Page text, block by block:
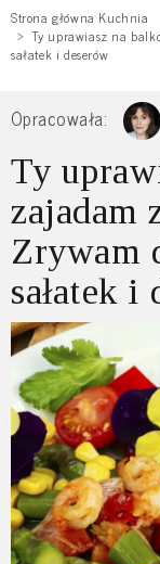
Strona główna Kuchnia
Ty uprawiasz na
sałatek i deserów
Opracowała:
Ty
zajadam
Zrywam
sałatek i